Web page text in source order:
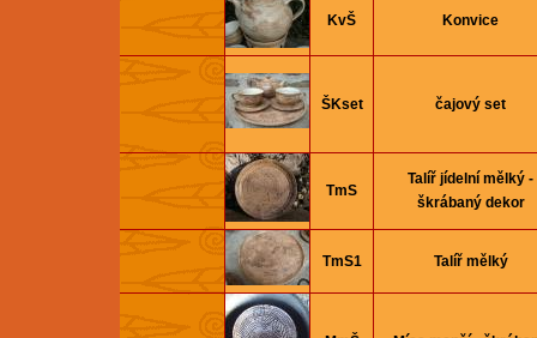
KvŠ Konvice
ŠKset čajový set
TmS
Talíř jí­delní­ mělký -
škrábaný dekor
TmS1 Talíř mělký